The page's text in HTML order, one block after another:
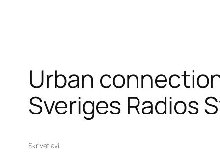
Urban
Sveriges Radios
Skrivet avi